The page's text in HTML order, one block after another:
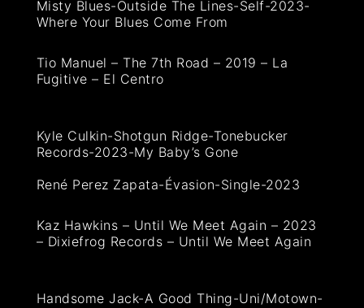
Misty Blues-Outside The Lines-Self-2023-
Where Your Blues Come From
Tio Manuel – The 7th Road – 2019 – La
Fugitive – El Centro
Kyle Culkin-Shotgun Ridge-Tonebucker
Records-2023-My Baby’s Gone
René Perez Zapata-Évasion-Single-2023
Kaz Hawkins – Until We Meet Again – 2023
– Dixiefrog Records – Until We Meet Again
Handsome Jack-A Good Thing-Uni/Motown-